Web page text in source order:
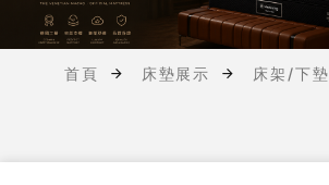
首頁 床墊展示 床架/下墊